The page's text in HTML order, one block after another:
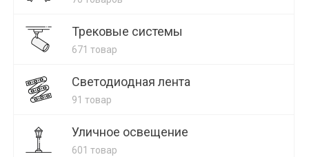
Трековые системы
671 товар
Светодиодная лента
91 товар
Уличное освещение
601 товар